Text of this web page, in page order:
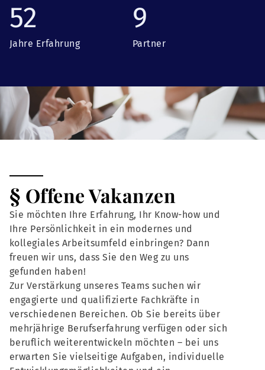
52
Jahre Erfahrung
9
Partner
§ Offene Vakanzen
Sie möchten Ihre Erfahrung, Ihr Know-how und
Ihre Persönlichkeit in ein modernes und
kollegiales Arbeitsumfeld einbringen? Dann
freuen wir uns, dass Sie den Weg zu uns
gefunden haben!
Zur Verstärkung unseres Teams suchen wir
engagierte und qualifizierte Fachkräfte in
verschiedenen Bereichen. Ob Sie bereits über
mehrjährige Berufserfahrung verfügen oder sich
beruflich weiterentwickeln möchten – bei uns
erwarten Sie vielseitige Aufgaben, individuelle